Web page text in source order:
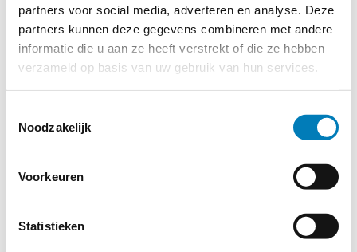
partners voor social media, adverteren en analyse. Deze
partners kunnen deze gegevens combineren met andere
informatie die u aan ze heeft verstrekt of die ze hebben
verzameld op basis van uw gebruik van hun services.
Noodzakelijk
Voorkeuren
Statistieken
© 2026MERWEtechniek B.V.-Disclaimer-Privacy Policy